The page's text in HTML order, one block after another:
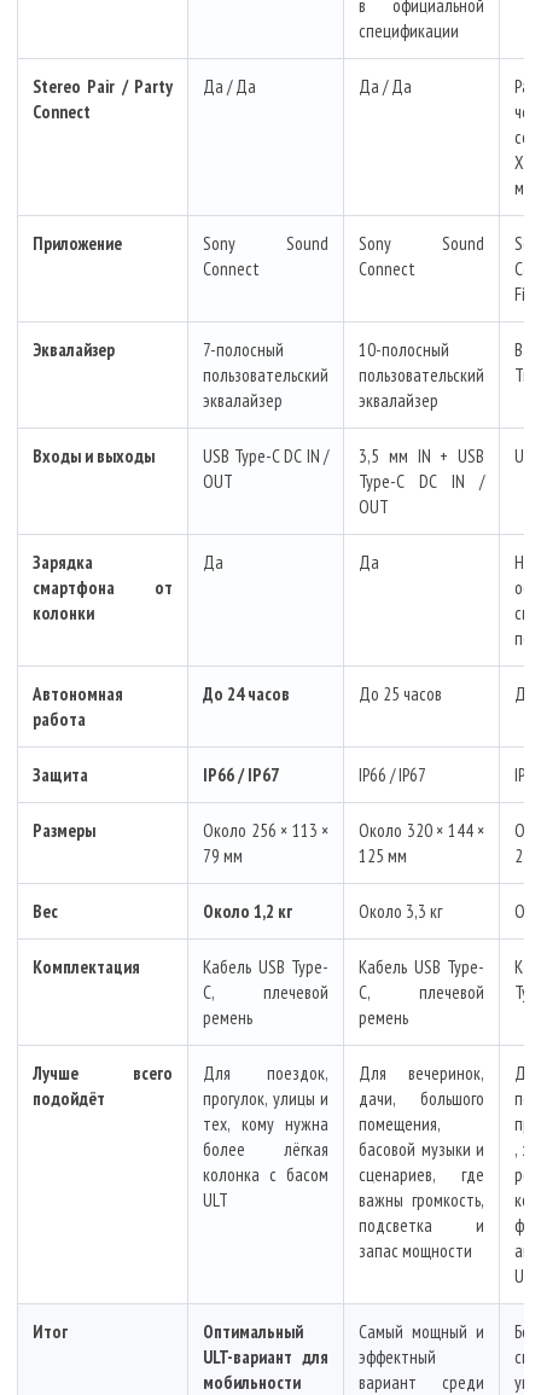
в официальной
спецификации
Stereo Pair / Party
Connect
Да / Да Да / Да
X-
Приложение
Sony Sound
Connect
Sony Sound
Connect
Эквалайзер
7-полосный
пользовательский
эквалайзер
10-полосный
пользовательский
эквалайзер
Входы и выходы
USB Type-C DC IN /
OUT
3,5 мм IN + USB
Type-C DC IN /
OUT
Зарядка
смартфона от
колонки
Да Да
Не
Автономная
работа
До 24 часов До 25 часов До
Защита IP66 / IP67 IP66 / IP67 IP67
Размеры
Около 256 × 113 ×
79 мм
Около 320 × 144 ×
125 мм
Вес Около 1,2 кг Около 3,3 кг
Комплектация
Кабель USB Type-
C, плечевой
ремень
Кабель USB Type-
C, плечевой
ремень
Лучше всего
подойдёт
Для поездок,
прогулок, улицы и
тех, кому нужна
более лёгкая
колонка с басом
ULT
Для вечеринок,
дачи, большого
помещения,
басовой музыки и
сценариев, где
важны громкость,
подсветка и
запас мощности
Для
,
Итог
Оптимальный
ULT-вариант для
мобильности
Самый мощный и
эффектный
вариант среди